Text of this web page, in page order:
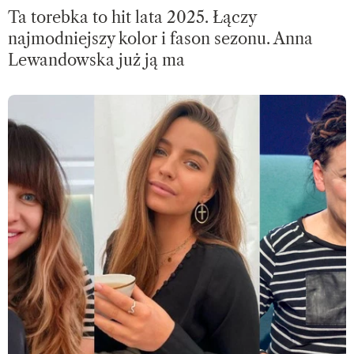
Ta torebka to hit lata 2025. Łączy
najmodniejszy kolor i fason sezonu. Anna
Lewandowska już ją ma